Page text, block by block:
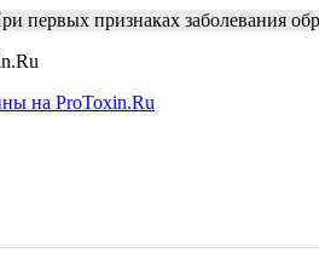
первых признаках заболевания